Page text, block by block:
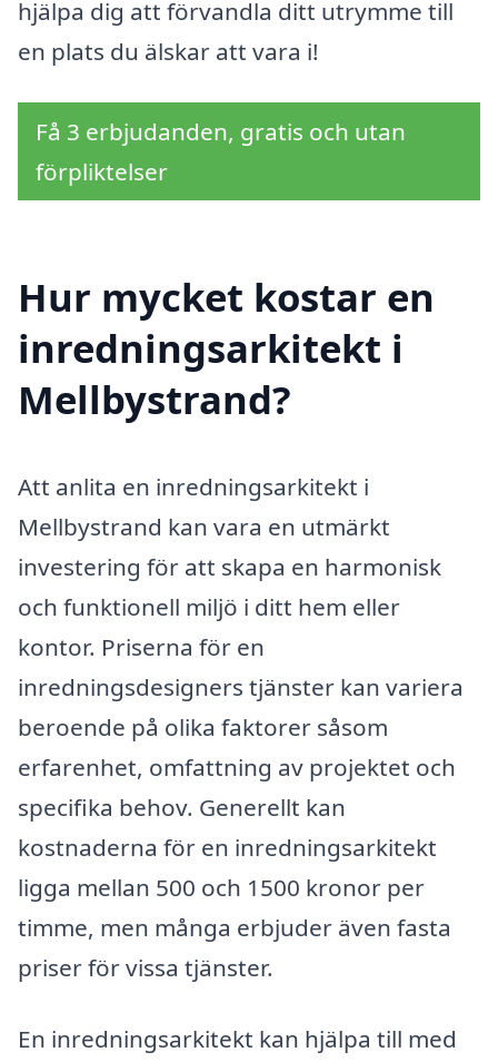
hjälpa dig att förvandla ditt utrymme till
en plats du älskar att vara i!
Få 3 erbjudanden, gratis och utan
förpliktelser
Hur mycket kostar en
inredningsarkitekt i
Mellbystrand?
Att anlita en inredningsarkitekt i
Mellbystrand kan vara en utmärkt
investering för att skapa en harmonisk
och funktionell miljö i ditt hem eller
kontor. Priserna för en
inredningsdesigners tjänster kan variera
beroende på olika faktorer såsom
erfarenhet, omfattning av projektet och
specifika behov. Generellt kan
kostnaderna för en inredningsarkitekt
ligga mellan 500 och 1500 kronor per
timme, men många erbjuder även fasta
priser för vissa tjänster.
En inredningsarkitekt kan hjälpa till med